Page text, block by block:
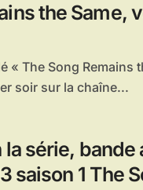
the Same,
soir sur la chaîne...
la série, bande
saison 1 The